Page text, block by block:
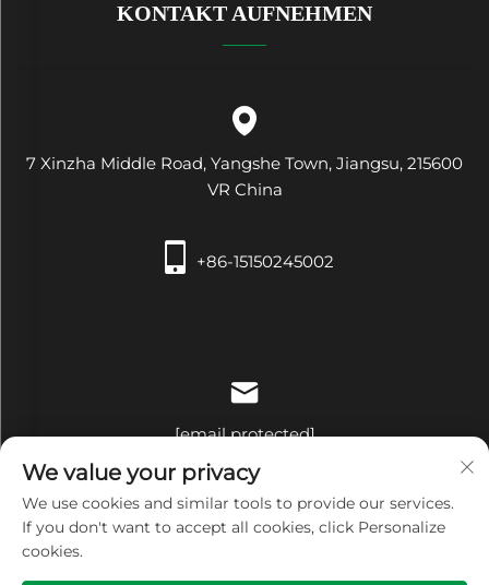
KONTAKT AUFNEHMEN
7 Xinzha Middle Road, Yangshe Town, Jiangsu, 215600
VR China
+86-15150245002
[email protected]
Copyright © Zhangjiagang Xiehe Medical Apparatus &
We value your privacy
We use cookies and similar tools to provide our services.
If you don't want to accept all cookies, click Personalize
cookies.